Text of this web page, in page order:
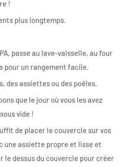
!
plus longtemps.
passe au lave-vaisselle, au four
pour un rangement facile.
des assiettes ou des poêles.
que le jour où vous les avez
vide !
de placer le couvercle sur vos
une assiette propre et lisse et
le dessus du couvercle pour créer